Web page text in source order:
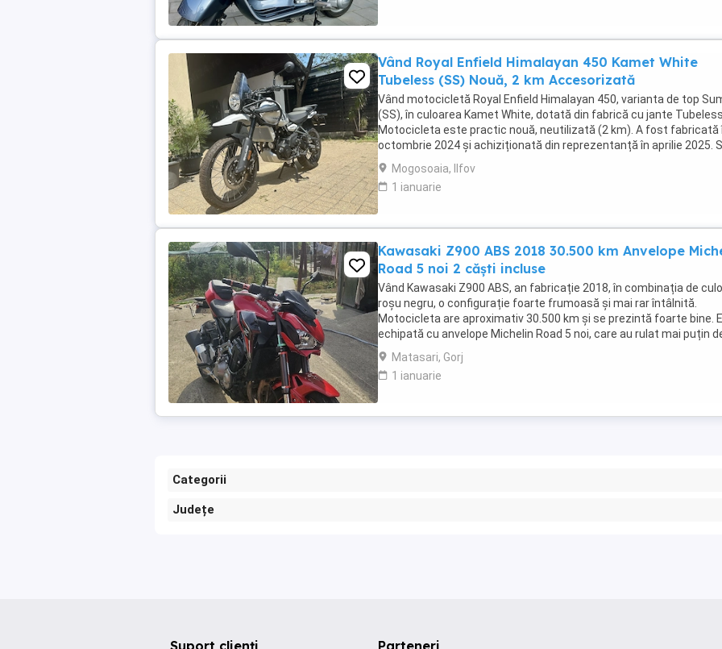
Vând Royal Enfield Himalayan 450 Kamet White
Tubeless (SS) Nouă, 2 km Accesorizată
Vând motocicletă Royal Enfield Himalayan 450, varianta de top
(SS), în culoarea Kamet White, dotată din fabrică cu jante
Motocicleta este practic nouă, neutilizată (2 km). A fost fabricată
octombrie 2024 și achiziționată din reprezentanță în aprilie 2025.
află în stare absolut ...
Mogosoaia, Ilfov
1 ianuarie
Kawasaki Z900 ABS 2018 30.500 km Anvelope
Road 5 noi 2 căști incluse
Vând Kawasaki Z900 ABS, an fabricație 2018, în combinația de
roșu negru, o configurație foarte frumoasă și mai rar întâlnită.
Motocicleta are aproximativ 30.500 km și se prezintă foarte bine.
echipată cu anvelope Michelin Road 5 noi, care au rulat mai puțin
100 km. RAR efectuat recent, ...
Matasari, Gorj
1 ianuarie
Categorii
Județe
Suport clienți Parteneri